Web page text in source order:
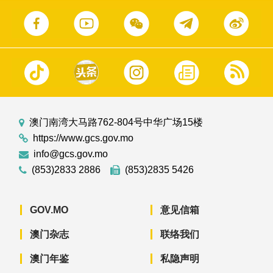
澳门南湾大马路762-804号中华广场15楼
https://www.gcs.gov.mo
info@gcs.gov.mo
(853)2833 2886
(853)2835 5426
GOV.MO
澳门杂志
澳门年鉴
意见信箱
联络我们
私隐声明